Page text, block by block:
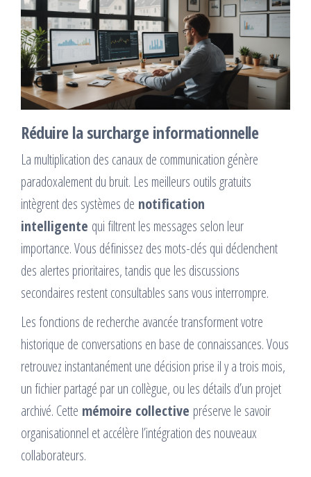
Réduire la surcharge informationnelle
La multiplication des canaux de communication génère
paradoxalement du bruit. Les meilleurs outils gratuits
intègrent des systèmes de notification
intelligente qui filtrent les messages selon leur
importance. Vous définissez des mots-clés qui déclenchent
des alertes prioritaires, tandis que les discussions
secondaires restent consultables sans vous interrompre.
Les fonctions de recherche avancée transforment votre
historique de conversations en base de connaissances. Vous
retrouvez instantanément une décision prise il y a trois mois,
un fichier partagé par un collègue, ou les détails d’un projet
archivé. Cette mémoire collective préserve le savoir
organisationnel et accélère l’intégration des nouveaux
collaborateurs.